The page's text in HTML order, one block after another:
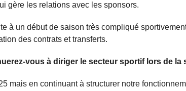
gère les relations avec les sponsors.
à un début de saison très compliqué
des contrats et transferts.
vous à diriger le secteur sportif lors de la
mais en continuant à structurer notre